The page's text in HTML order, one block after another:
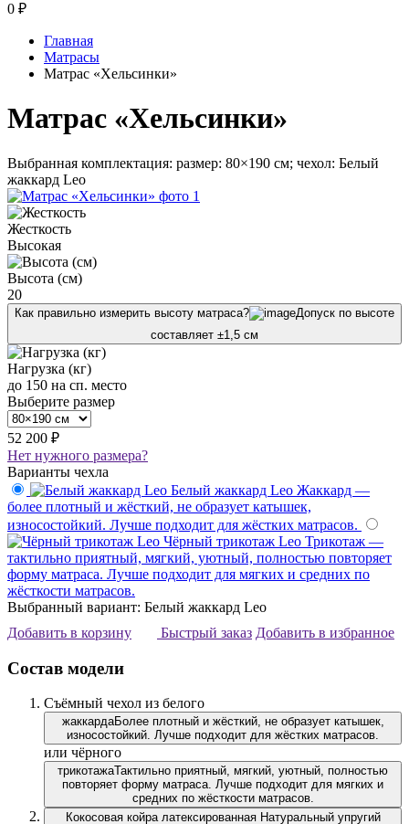
0 ₽
Главная
Матрасы
Матрас «Хельсинки»
Матрас «Хельсинки»
Выбранная комплектация: размер: 80×190 см; чехол: Белый
жаккард Leo
Жесткость
Высокая
Высота (см)
20
Как правильно измерить высоту матраса?
Допуск по высоте
составляет ±1,5 см
Нагрузка (кг)
до 150 на сп. место
Выберите размер
52 200 ₽
Нет нужного размера?
Варианты чехла
Белый жаккард Leo Жаккард —
более плотный и жёсткий, не образует катышек,
износостойкий. Лучше подходит для жёстких матрасов.
Чёрный трикотаж Leo Трикотаж —
тактильно приятный, мягкий, уютный, полностью повторяет
форму матраса. Лучше подходит для мягких и средних по
жёсткости матрасов.
Выбранный вариант: Белый жаккард Leo
Добавить в корзину
Быстрый заказ Добавить в избранное
Состав модели
Съёмный чехол из белого
жаккардаБолее плотный и жёсткий, не образует катышек,
износостойкий. Лучше подходит для жёстких матрасов.
или чёрного
трикотажаТактильно приятный, мягкий, уютный, полностью
повторяет форму матраса. Лучше подходит для мягких и
средних по жёсткости матрасов.
Кокосовая койра латексированнаяНатуральный упругий